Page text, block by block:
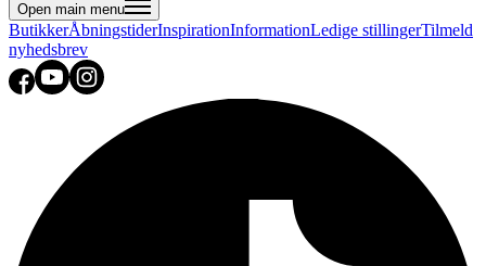
Open main menu
ButikkerÅbningstiderInspirationInformationLedige stillingerTilmeld
nyhedsbrev